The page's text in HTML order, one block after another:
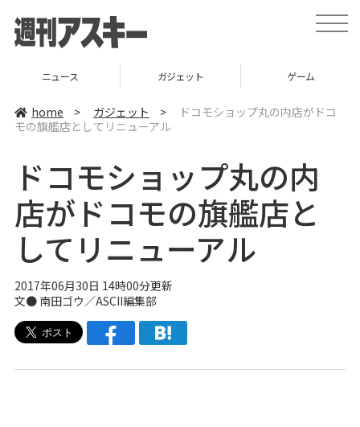
t
o
v
ニュース ガジェット ゲーム
home > ガジェット >
ドコモショップ丸の内店がドコ
モの旗艦店としてリニューアル
ドコモショップ丸の内
店がドコモの旗艦店と
してリニューアル
2017年06月30日 14時00分更新
文● 南田ゴウ／ASCII編集部